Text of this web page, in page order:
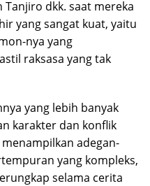
dkk. saat mereka
yang sangat kuat, yaitu
nya yang
raksasa yang tak
yang lebih banyak
karakter dan konflik
adegan-
yang kompleks,
selama cerita